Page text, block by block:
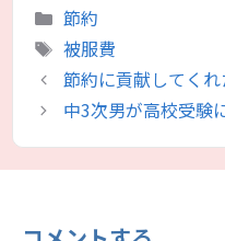
カ
テ
ゴ
リ
ー
節約
タ
グ
被服費
節約に貢献してく
中3次男が高校受験